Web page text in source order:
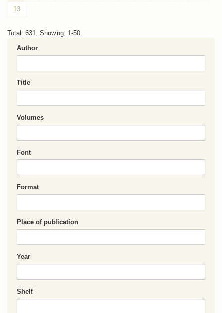
13
Total: 631. Showing: 1-50.
Author
Title
Volumes
Font
Format
Place of publication
Year
Shelf